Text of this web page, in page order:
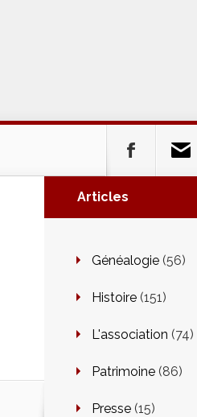
Articles
Généalogie (56)
Histoire (151)
L'association (74)
Patrimoine (86)
Presse (15)